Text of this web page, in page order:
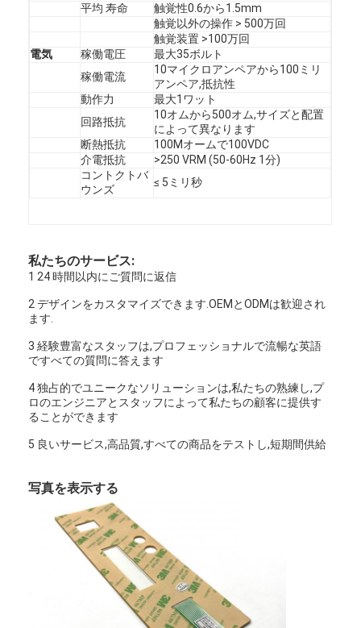
平均 寿命
触覚性0.6から1.5mm
触覚以外の操作 > 500万回
触覚装置 >100万回
電気
稼働電圧
最大35ボルト
稼働電流
10マイクロアンペアから100ミリ
アンペア,抵抗性
動作力
最大1ワット
回路抵抗
10オムから500オム,サイズと配置
によって異なります
断熱抵抗
100Mオームで100VDC
介電抵抗
>250 VRM (50-60Hz 1分)
コントクトバ
ウンズ
≤ 5ミリ秒
私たちのサービス:
1 24 時間以内にご質問に返信
2 デザインをカスタマイズできます.OEMとODMは歓迎され
ます.
3 経験豊富なスタッフは,プロフェッショナルで流暢な英語
ですべての質問に答えます
4 独占的でユニークなソリューションは,私たちの熟練し,プ
ロのエンジニアとスタッフによって私たちの顧客に提供す
ることができます
5 良いサービス,高品質,すべての商品をテストし,短期間供給
写真を表示する